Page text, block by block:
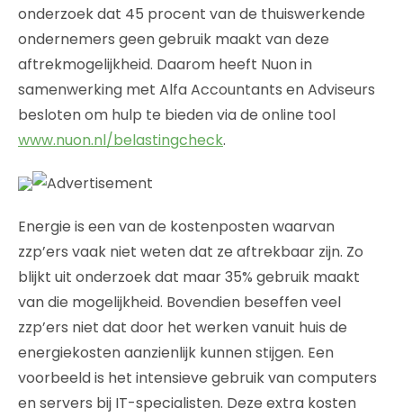
onderzoek dat 45 procent van de thuiswerkende
ondernemers geen gebruik maakt van deze
aftrekmogelijkheid. Daarom heeft Nuon in
samenwerking met Alfa Accountants en Adviseurs
besloten om hulp te bieden via de online tool
www.nuon.nl/belastingcheck.
Energie is een van de kostenposten waarvan
zzp’ers vaak niet weten dat ze aftrekbaar zijn. Zo
blijkt uit onderzoek dat maar 35% gebruik maakt
van die mogelijkheid. Bovendien beseffen veel
zzp’ers niet dat door het werken vanuit huis de
energiekosten aanzienlijk kunnen stijgen. Een
voorbeeld is het intensieve gebruik van computers
en servers bij IT-specialisten. Deze extra kosten